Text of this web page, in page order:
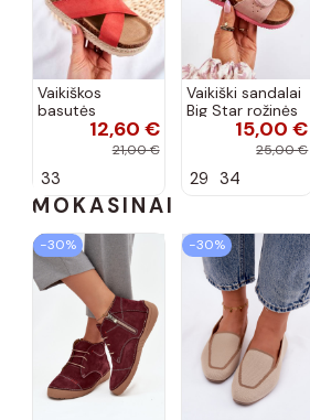
Vaikiškos
basutės
koralinės12,60 €
21,00 €
33
Vaikiški sandalai
Big Star rožinės
spalvos15,00 €
25,00 €
29 34
MOKASINAI
−30% −30%